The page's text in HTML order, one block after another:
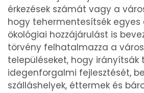
érkezések számát vagy a
hogy tehermentesítsék egyes
ökológiai hozzájárulást is
törvény felhatalmazza a
településeket, hogy irányítsák
idegenforgalmi fejlesztését,
szálláshelyek, éttermek és